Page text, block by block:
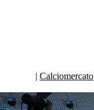
| Calciomercato